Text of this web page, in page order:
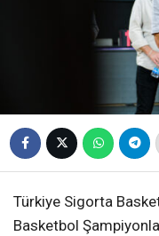
Türkiye Sigorta
Basketbol